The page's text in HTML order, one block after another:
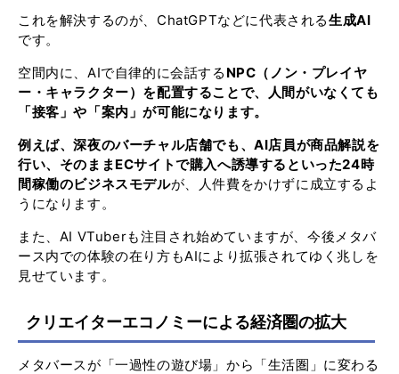
これを解決するのが、ChatGPTなどに代表される生成AI
です。
空間内に、AIで自律的に会話する NPC（ノン・プレイヤ
ー・キャラクター）を配置することで、人間がいなくても
「接客」や「案内」が可能になります。
例えば、深夜のバーチャル店舗でも、AI店員が商品解説を
行い、そのままECサイトで購入へ誘導するといった24時
間稼働のビジネスモデルが、人件費をかけずに成立するよ
うになります。
また、AI VTuberも注目され始めていますが、今後メタバ
ース内での体験の在り方もAIにより拡張されてゆく兆しを
見せています。
クリエイターエコノミーによる経済圏の拡大
メタバースが「一過性の遊び場」から「生活圏」に変わる